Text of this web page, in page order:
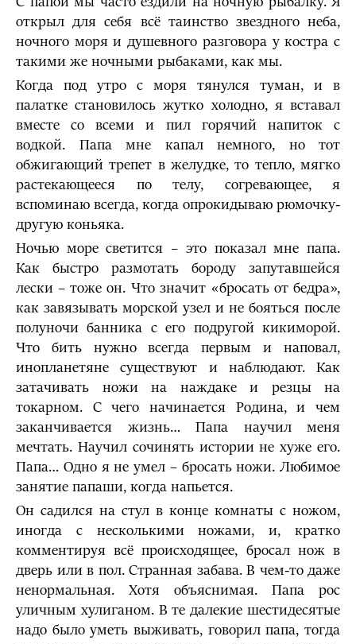
открыл для себя всё таинство звездного неба,
ночного моря и душевного разговора у костра с
такими же ночными рыбаками, как мы.
Когда под утро с моря тянулся туман, и в
палатке становилось жутко холодно, я вставал
вместе со всеми и пил горячий напиток с
водкой. Папа мне капал немного, но тот
обжигающий трепет в желудке, то тепло, мягко
растекающееся по телу, согревающее, я
вспоминаю всегда, когда опрокидываю рюмочку-
другую коньяка.
Ночью море светится – это показал мне папа.
Как быстро размотать бороду запутавшейся
лески – тоже он. Что значит «бросать от бедра»,
как завязывать морской узел и не бояться после
полуночи банника с его подругой кикиморой.
Что бить нужно всегда первым и наповал,
инопланетяне существуют и наблюдают. Как
затачивать ножи на наждаке и резцы на
токарном. С чего начинается Родина, и чем
заканчивается жизнь… Папа научил меня
мечтать. Научил сочинять истории не хуже его.
Папа… Одно я не умел – бросать ножи. Любимое
занятие папаши, когда напьется.
Он садился на стул в конце комнаты с ножом,
иногда с несколькими ножами, и, кратко
комментируя всё происходящее, бросал нож в
дверь или в пол. Странная забава. В чем-то даже
ненормальная. Хотя объяснимая. Папа рос
уличным хулиганом. В те далекие шестидесятые
надо было уметь выживать, говорил папа, тогда